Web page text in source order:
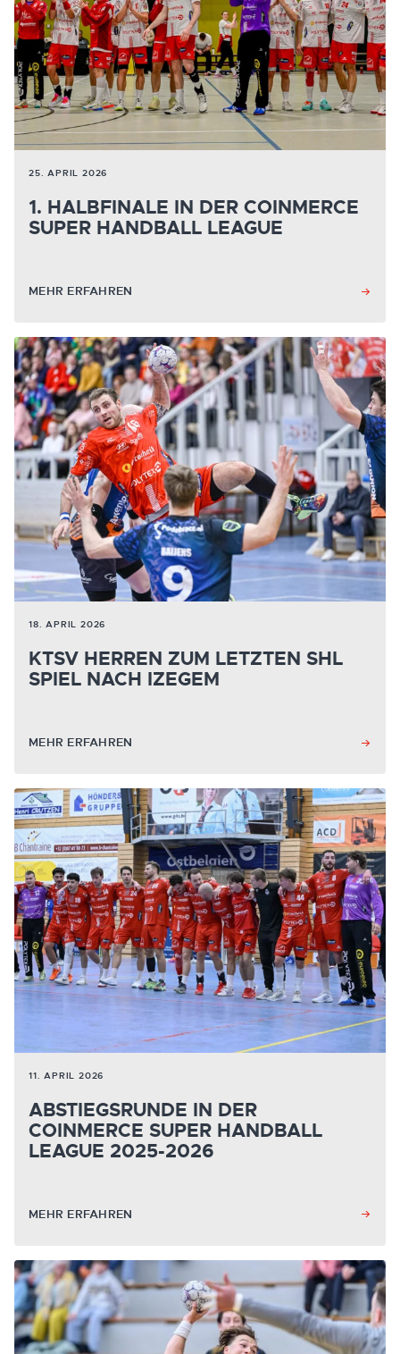
25. APRIL 2026
1. HALBFINALE IN DER COINMERCE
SUPER HANDBALL LEAGUE
MEHR ERFAHREN
18. APRIL 2026
KTSV HERREN ZUM LETZTEN SHL
SPIEL NACH IZEGEM
MEHR ERFAHREN
11. APRIL 2026
ABSTIEGSRUNDE IN DER
COINMERCE SUPER HANDBALL
LEAGUE 2025-2026
MEHR ERFAHREN